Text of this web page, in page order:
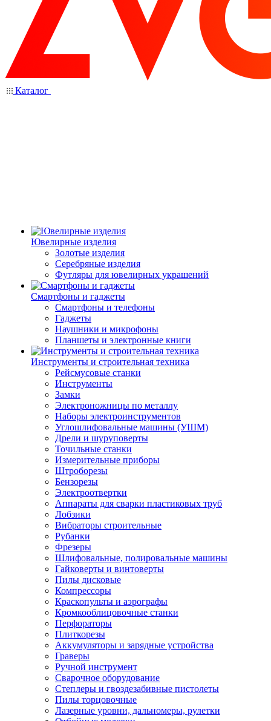
Каталог
Ювелирные изделия
Золотые изделия
Серебряные изделия
Футляры для ювелирных украшений
Смартфоны и гаджеты
Смартфоны и телефоны
Гаджеты
Наушники и микрофоны
Планшеты и электронные книги
Инструменты и строительная техника
Рейсмусовые станки
Инструменты
Замки
Электроножницы по металлу
Наборы электроинструментов
Углошлифовальные машины (УШМ)
Дрели и шуруповерты
Точильные станки
Измерительные приборы
Штроборезы
Бензорезы
Электроотвертки
Аппараты для сварки пластиковых труб
Лобзики
Вибраторы строительные
Рубанки
Фрезеры
Шлифовальные, полировальные машины
Гайковерты и винтоверты
Пилы дисковые
Компрессоры
Краскопульты и аэрографы
Кромкооблицовочные станки
Перфораторы
Плиткорезы
Аккумуляторы и зарядные устройства
Граверы
Ручной инструмент
Сварочное оборудование
Степлеры и гвоздезабивные пистолеты
Пилы торцовочные
Лазерные уровни, дальномеры, рулетки